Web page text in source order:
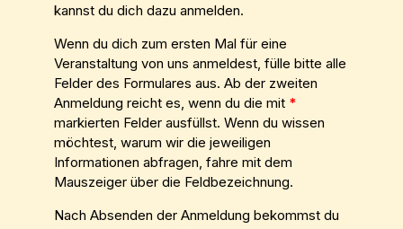
kannst du dich dazu anmelden.
Wenn du dich zum ersten Mal für eine
Veranstaltung von uns anmeldest, fülle bitte alle
Felder des Formulares aus. Ab der zweiten
Anmeldung reicht es, wenn du die mit *
markierten Felder ausfüllst. Wenn du wissen
möchtest, warum wir die jeweiligen
Informationen abfragen, fahre mit dem
Mauszeiger über die Feldbezeichnung.
Nach Absenden der Anmeldung bekommst du